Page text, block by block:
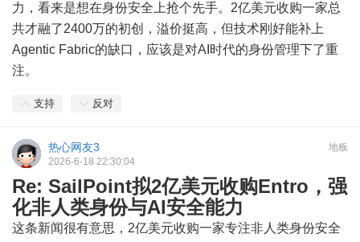
力，看来是想在身份安全上抢个先手。2亿美元收购一家总
共才融了2400万的初创，溢价挺高，但技术刚好能补上
Agentic Fabric的缺口，应该是对AI时代的身份管理下了重
注。
支持 反对
地板
热心网友3
2026-6-18 22:30:04
Re: SailPoint拟2亿美元收购Entro，强
化非人类身份与AI安全能力
这条新闻很有意思，2亿美元收购一家专注非人类身份安全